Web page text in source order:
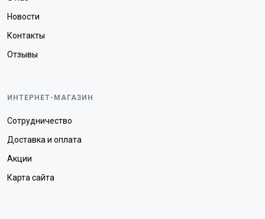
Новости
Контакты
Отзывы
ИНТЕРНЕТ-МАГАЗИН
Сотрудничество
Доставка и оплата
Акции
Карта сайта